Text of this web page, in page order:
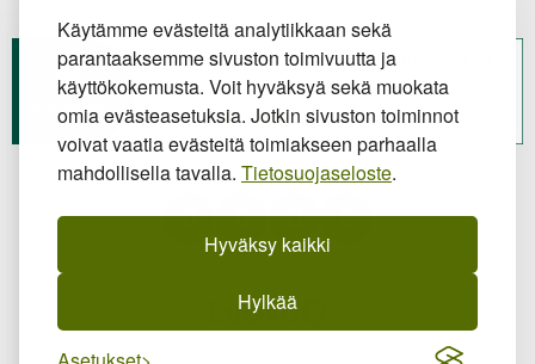
Käytämme evästeitä analytiikkaan sekä
parantaaksemme sivuston toimivuutta ja
käyttökokemusta. Voit hyväksyä sekä muokata
omia evästeasetuksia. Jotkin sivuston toiminnot
voivat vaatia evästeitä toimiakseen parhaalla
mahdollisella tavalla. Tietosuojaseloste.
Hyväksy kaikki
Hylkää